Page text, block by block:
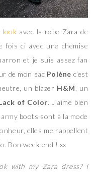
look avec la robe Zara de
fois ci avec une chemise
et je suis assez fan
de mon sac Polène c’est
un blazer H&M , un
of Color. J’aime bien
boots sont à la mode
elles me rappellent
Bon week end ! xx
with my Zara dress? I